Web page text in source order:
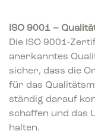
ISO 9001 –
Die ISO 9001-
anerkanntes
sicher, dass die
für das
ständig darauf
schaffen und das
halten.